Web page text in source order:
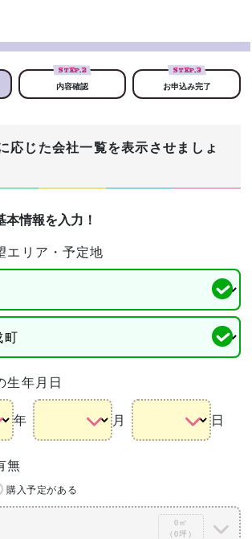
STEP.2
内容確認
STEP.3
お申込み完了
応じた会社一覧を表示させましょ
本情報を入力！
エリア・予定地
生年月日
年 月 日
無
購入予定がある
0㎡
（0坪）